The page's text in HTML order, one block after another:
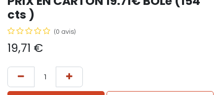
cts )
(0 avis)
19,71 €